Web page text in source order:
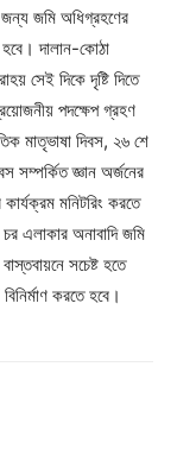
জমি অধিগ্রহণের
দালান-কোঠা
সেই দিকে দৃষ্টি দিতে
পদক্ষেপ গ্রহণ
মাতৃভাষা দিবস, ২৬ শে
সম্পর্কিত জ্ঞান অর্জনের
মনিটরিং করতে
এলাকার অনাবাদি জমি
সচেষ্ট হতে
বিনির্মাণ করতে হবে।